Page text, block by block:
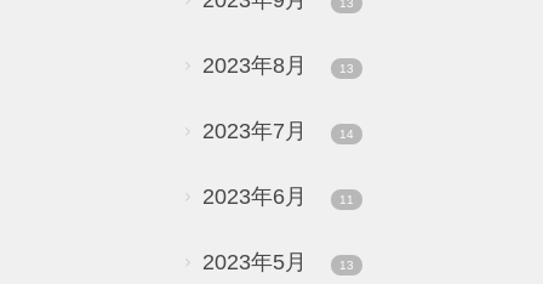
13
2023年8月 13
2023年7月 14
2023年6月 11
2023年5月 13